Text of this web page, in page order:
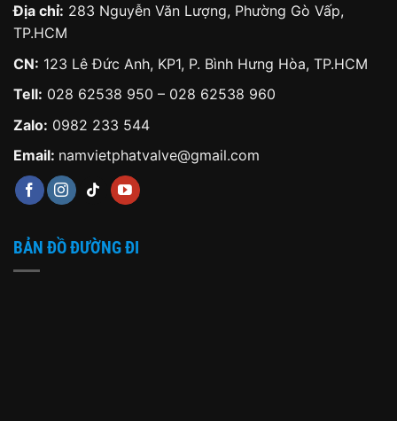
Địa chỉ: 283 Nguyễn Văn Lượng, Phường Gò Vấp,
TP.HCM
CN: 123 Lê Đức Anh, KP1, P. Bình Hưng Hòa, TP.HCM
Tell: 028 62538 950 – 028 62538 960
Zalo: 0982 233 544
Email: namvietphatvalve@gmail.com
BẢN ĐỒ ĐƯỜNG ĐI